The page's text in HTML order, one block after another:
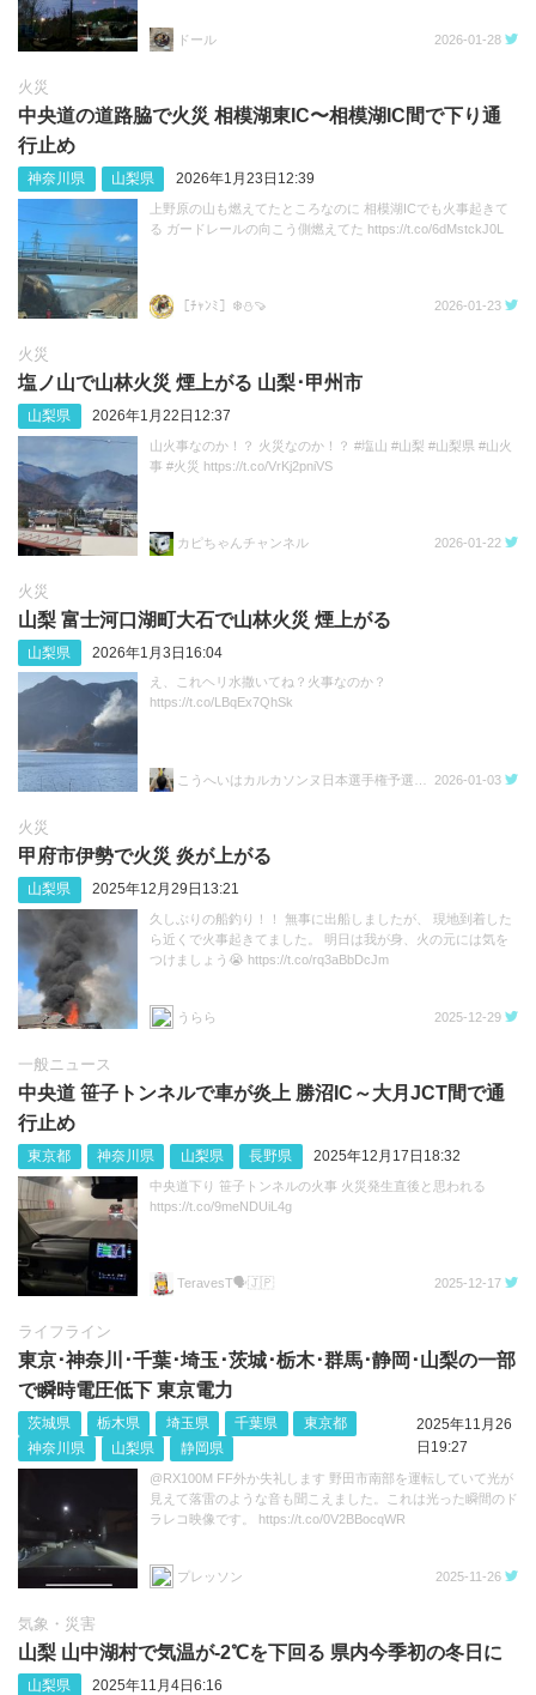
ドール 2026-01-28
火災
中央道の道路脇で火災 相模湖東IC〜相模湖IC間で下り通
行止め
神奈川県 山梨県 2026年1月23日12:39
上野原の山も燃えてたところなのに 相模湖ICでも火事起きて
る ガードレールの向こう側燃えてた https://t.co/6dMstckJ0L
［ﾁｬﾝﾐ］❄️⛄️🍠 2026-01-23
火災
塩ノ山で山林火災 煙上がる 山梨･甲州市
山梨県 2026年1月22日12:37
山火事なのか！？ 火災なのか！？ #塩山 #山梨 #山梨県 #山火
事 #火災 https://t.co/VrKj2pniVS
カピちゃんチャンネル 2026-01-22
火災
山梨 富士河口湖町大石で山林火災 煙上がる
山梨県 2026年1月3日16:04
え、これヘリ水撒いてね？火事なのか？
https://t.co/LBqEx7QhSk
2026-01-03
火災
甲府市伊勢で火災 炎が上がる
山梨県 2025年12月29日13:21
久しぶりの船釣り！！ 無事に出船しましたが、 現地到着した
ら近くで火事起きてました。 明日は我が身、火の元には気を
つけましょう😭 https://t.co/rq3aBbDcJm
うらら 2025-12-29
一般ニュース
中央道 笹子トンネルで車が炎上 勝沼IC～大月JCT間で通
行止め
東京都 神奈川県 山梨県 長野県 2025年12月17日18:32
中央道下り 笹子トンネルの火事 火災発生直後と思われる
https://t.co/9meNDUiL4g
TeravesT🗣🇯🇵 2025-12-17
ライフライン
東京･神奈川･千葉･埼玉･茨城･栃木･群馬･静岡･山梨の一部
で瞬時電圧低下 東京電力
茨城県 栃木県 埼玉県 千葉県
東京都
神奈川県
山梨県 静岡県
2025年11月26
日19:27
@RX100M FF外か失礼します 野田市南部を運転していて光が
見えて落雷のような音も聞こえました。これは光った瞬間のド
ラレコ映像です。 https://t.co/0V2BBocqWR
プレッソン 2025-11-26
気象・災害
山梨 山中湖村で気温が-2℃を下回る 県内今季初の冬日に
山梨県 2025年11月4日6:16